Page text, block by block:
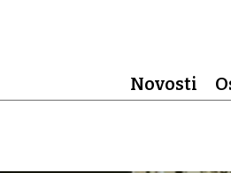
Novosti